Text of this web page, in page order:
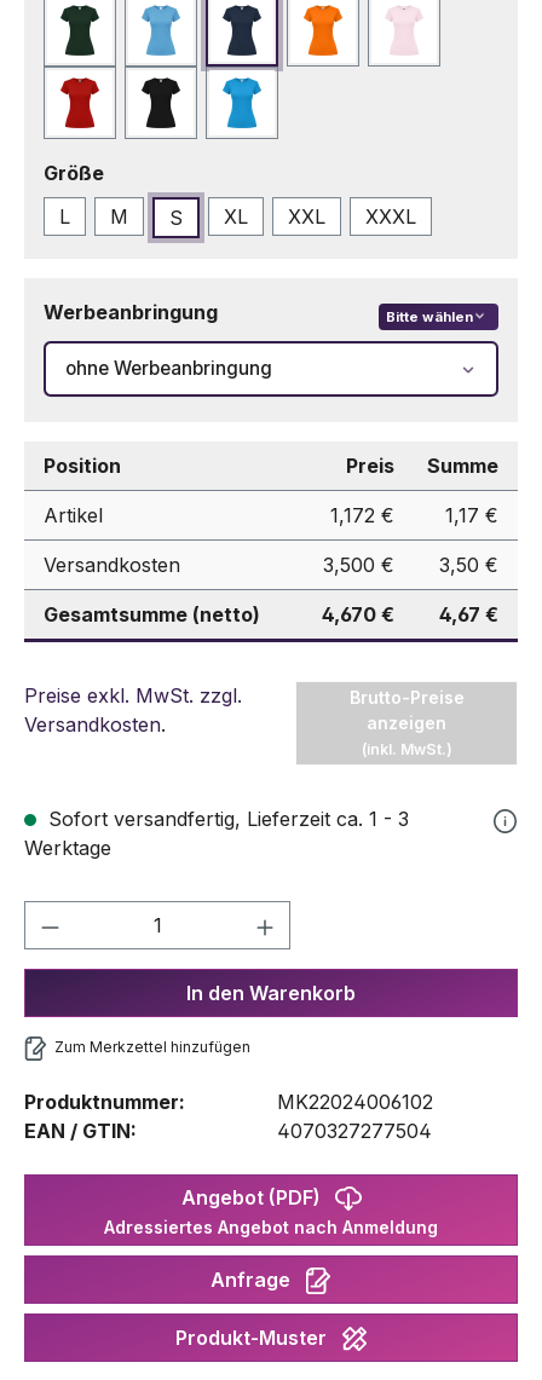
Grün BottleHellblau MarineblauOrange Rosa
Rot Schwarz Türkis
Größeauswählen
L
M S XL XXL XXXL
Werbeanbringung Bitte wählen
ohne Werbeanbringung
Position Preis Summe
Artikel 1,172 € 1,17 €
Versandkosten 3,500 € 3,50 €
Gesamtsumme (netto) 4,670 € 4,67 €
Preise exkl. MwSt. zzgl.
Versandkosten.
Brutto-Preise
anzeigen
(inkl. MwSt.)
Sofort versandfertig, Lieferzeit ca. 1 - 3
Werktage
Produkt Anzahl: Gib den
In den Warenkorb
Zum Merkzettel hinzufügen
Produktnummer:
MK22024006102
EAN / GTIN:
4070327277504
Angebot (PDF)
Adressiertes Angebot nach Anmeldung
Anfrage
Produkt-Muster